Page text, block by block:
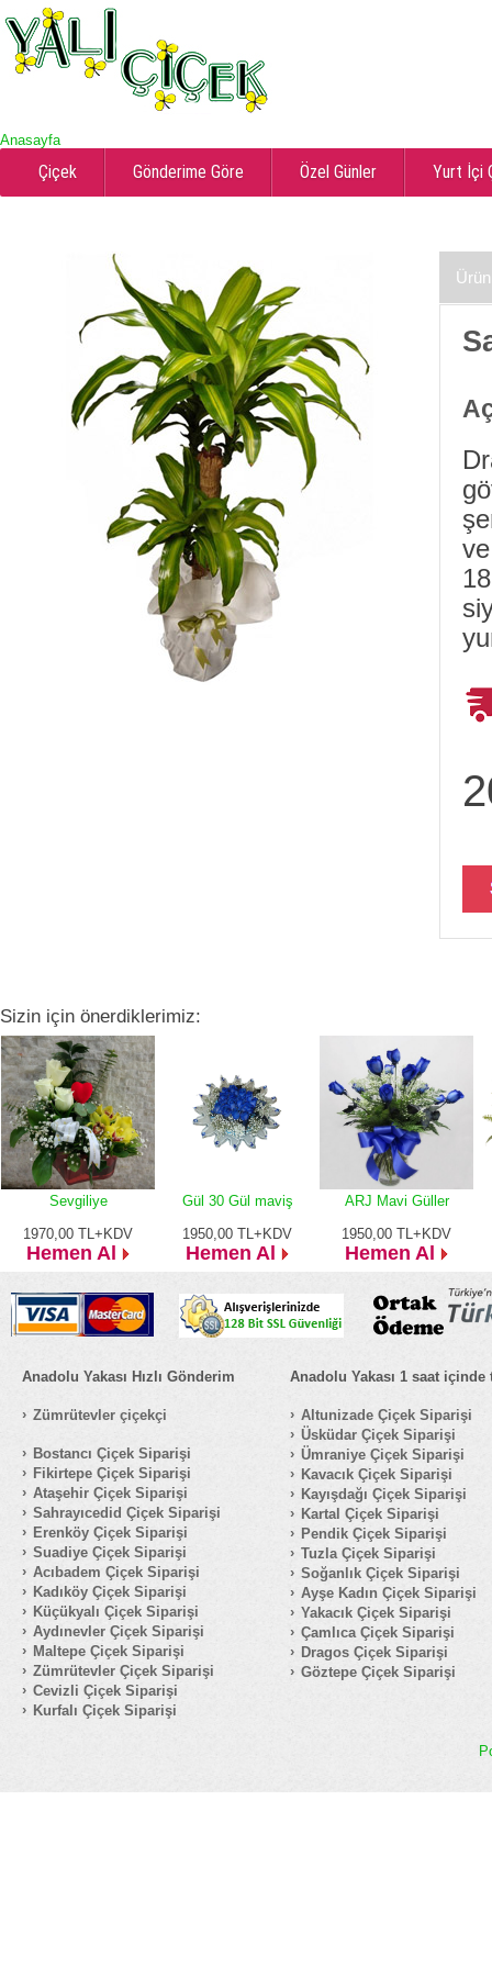
Anasayfa
Çiçek Gönderime Göre Özel Günler Yurt İçi
Sizin için önerdiklerimiz:
Sevgiliye
1970,00 TL+KDV
Hemen Al
Gül 30 Gül maviş
1950,00 TL+KDV
Hemen Al
ARJ Mavi Güller
1950,00 TL+KDV
Hemen Al
Anadolu Yakası Hızlı Gönderim
Zümrütevler çiçekçi
Bostancı Çiçek Siparişi
Fikirtepe Çiçek Siparişi
Ataşehir Çiçek Siparişi
Sahrayıcedid Çiçek Siparişi
Erenköy Çiçek Siparişi
Suadiye Çiçek Siparişi
Acıbadem Çiçek Siparişi
Kadıköy Çiçek Siparişi
Küçükyalı Çiçek Siparişi
Aydınevler Çiçek Siparişi
Maltepe Çiçek Siparişi
Zümrütevler Çiçek Siparişi
Cevizli Çiçek Siparişi
Kurfalı Çiçek Siparişi
Anadolu Yakası 1 saat içinde
Altunizade Çiçek Siparişi
Üsküdar Çiçek Siparişi
Ümraniye Çiçek Siparişi
Kavacık Çiçek Siparişi
Kayışdağı Çiçek Siparişi
Kartal Çiçek Siparişi
Pendik Çiçek Siparişi
Tuzla Çiçek Siparişi
Soğanlık Çiçek Siparişi
Ayşe Kadın Çiçek Siparişi
Yakacık Çiçek Siparişi
Çamlıca Çiçek Siparişi
Dragos Çiçek Siparişi
Göztepe Çiçek Siparişi